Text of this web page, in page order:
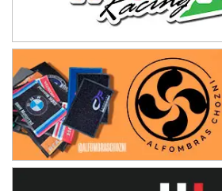
TUCUMANO - F5
Juan Navarro (Asfalto)
COBERTURA ESPECIAL DE E-KART.COM.AR
08/09-AGO
IAME SERIES ARGENTINA 6
Ramiro Tot (Asfalto)
Baradero (Buenos Aires)